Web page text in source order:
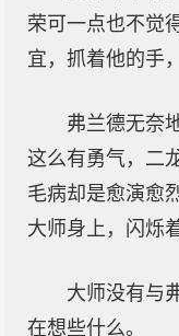
荣可一点也不觉
宜，抓着他的手
弗兰德无奈
这么有勇气，二
毛病却是愈演愈
大师身上，闪烁
大师没有与
在想些什么。